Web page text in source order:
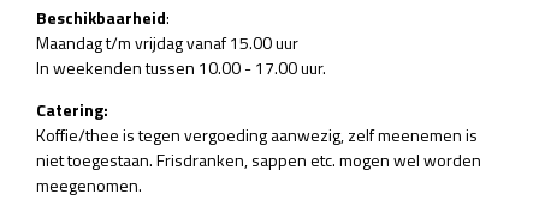
Beschikbaarheid:
Maandag t/m vrijdag vanaf 15.00 uur
In weekenden tussen 10.00 - 17.00 uur.
Catering:
Koffie/thee is tegen vergoeding aanwezig, zelf meenemen is
niet toegestaan. Frisdranken, sappen etc. mogen wel worden
meegenomen.